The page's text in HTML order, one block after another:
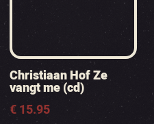
Christiaan Hof Ze
vangt me (cd)
€15.95